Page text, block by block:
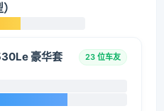
豪华套
23 位车友